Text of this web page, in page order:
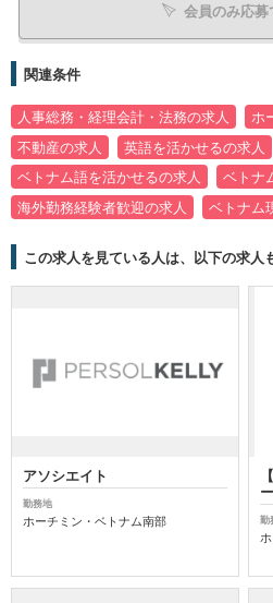
会員のみ応募
関連条件
人事総務・経理会計・法務の求人
ホ
不動産の求人
英語を活かせるの求人
ベトナム語を活かせるの求人
ベトナ
海外勤務経験者歓迎の求人
ベトナム
この求人を見ている人は、以下の求人
アソシエイト
勤務地
ホーチミン・ベトナム南部 勤